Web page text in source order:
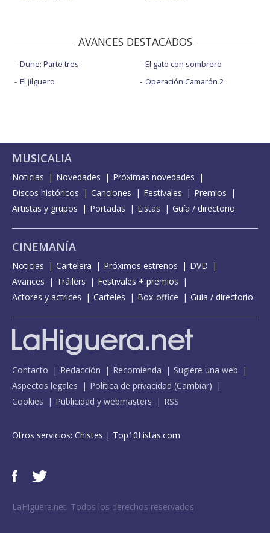
AVANCES DESTACADOS
Dune: Parte tres
El jilguero
El gato con sombrero
Operación Camarón 2
MUSICALIA
Noticias Novedades
Próximas novedades
Discos históricos
Canciones Festivales
Premios
Artistas y grupos
Portadas Listas Guía / directorio
CINEMANÍA
Noticias Cartelera Próximos estrenos
DVD
Avances
Tráilers
Festivales + premios
Actores y actrices
Carteles Box-office Guía / directorio
Contacto Redacción Recomienda
Sugiere una web
Aspectos legales
Política de privacidad (Cambiar)
Cookies
Publicidad y webmasters RSS
Otros servicios: Chistes | Top10Listas.com
LaHiguera.net. Todos los derechos reservados